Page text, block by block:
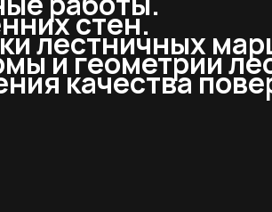
стен.
лестничных
и геометрии
качества